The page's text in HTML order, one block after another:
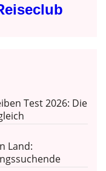
Test 2026: Die
Land: